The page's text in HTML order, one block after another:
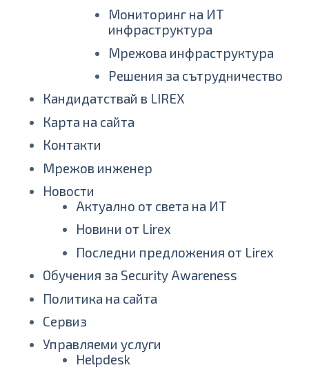
Мониторинг на ИТ
инфраструктура
Мрежова инфраструктура
Решения за сътрудничество
Кандидатствай в LIREX
Карта на сайта
Контакти
Мрежов инженер
Новости
Актуално от света на ИТ
Новини от Lirex
Последни предложения от Lirex
Обучения за Security Awareness
Политика на сайта
Сервиз
Управляеми услуги
Helpdesk